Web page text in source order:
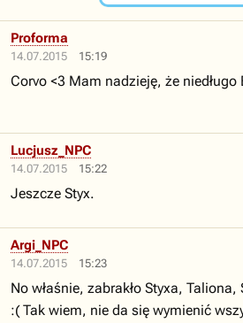
14.07.2015 15:19
Proforma
Corvo <3 Mam nadzieję, że niedługo
14.07.2015 15:22
Lucjusz_NPC
Jeszcze Styx.
14.07.2015 15:23
Argi_NPC
No właśnie, zabrakło Styxa,
:( Tak wiem, nie da się wymienić